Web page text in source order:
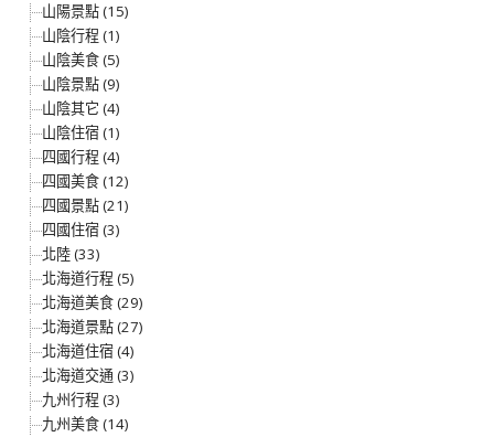
山陽景點 (15)
山陰行程 (1)
山陰美食 (5)
山陰景點 (9)
山陰其它 (4)
山陰住宿 (1)
四國行程 (4)
四國美食 (12)
四國景點 (21)
四國住宿 (3)
北陸 (33)
北海道行程 (5)
北海道美食 (29)
北海道景點 (27)
北海道住宿 (4)
北海道交通 (3)
九州行程 (3)
九州美食 (14)